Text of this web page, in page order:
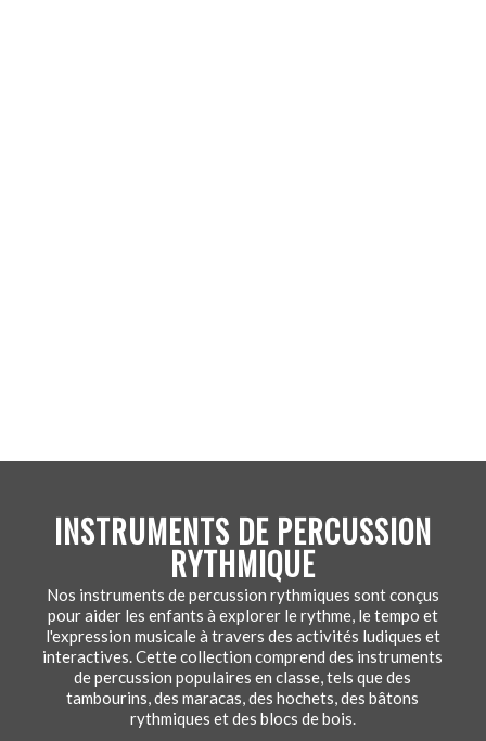
INSTRUMENTS DE PERCUSSION
RYTHMIQUE
Nos instruments de percussion rythmiques sont conçus
pour aider les enfants à explorer le rythme, le tempo et
l'expression musicale à travers des activités ludiques et
interactives. Cette collection comprend des instruments
de percussion populaires en classe, tels que des
tambourins, des maracas, des hochets, des bâtons
rythmiques et des blocs de bois.